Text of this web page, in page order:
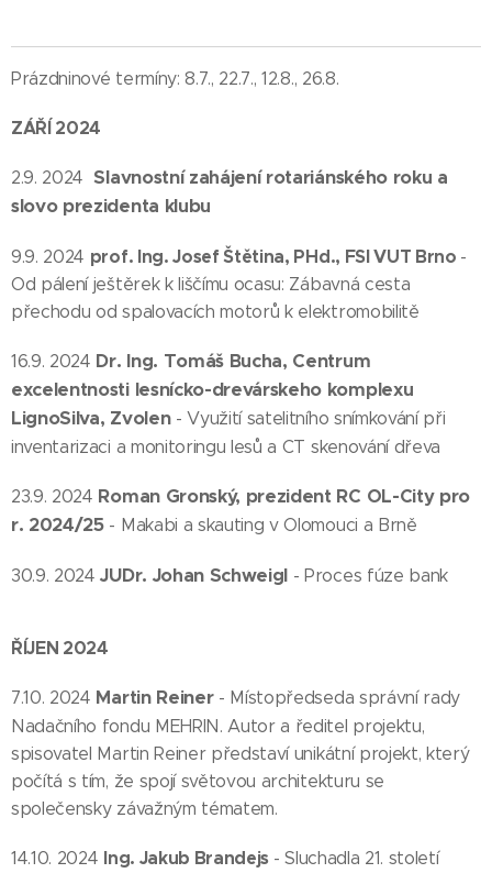
Prázdninové termíny: 8.7., 22.7., 12.8., 26.8.
ZÁŘÍ 2024
2.9. 2024 Slavnostní zahájení rotariánského roku a
slovoprezidenta klubu
9.9. 2024 prof. Ing. Josef Štětina, PHd., FSI VUT Brno -
Od pálení ještěrek k liščímu ocasu: Zábavná cesta
přechodu od spalovacích motorů k elektromobilitě
16.9. 2024 Dr. Ing. Tomáš Bucha, Centrum
excelentnosti lesnícko-drevárskeho komplexu
LignoSilva, Zvolen - Využití satelitního snímkování při
inventarizaci a monitoringu lesů a CT skenování dřeva
23.9. 2024 Roman Gronský, prezident RC OL-City pro
r. 2024/25- Makabi a skauting v Olomouci a Brně
30.9. 2024JUDr. Johan Schweigl - Proces fúze bank
ŘÍJEN 2024
7.10. 2024 Martin Reiner- Místopředseda správní rady
Nadačního fondu MEHRIN. Autor a ředitel projektu,
spisovatel Martin Reiner představí unikátní projekt, který
počítá s tím, že spojí světovou architekturu se
společensky závažným tématem.
14.10. 2024 Ing. Jakub Brandejs - Sluchadla 21. století